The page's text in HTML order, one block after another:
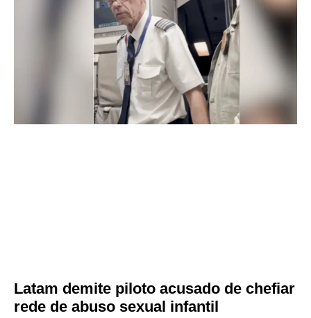
Latam demite piloto acusado de chefiar
rede de abuso sexual infantil